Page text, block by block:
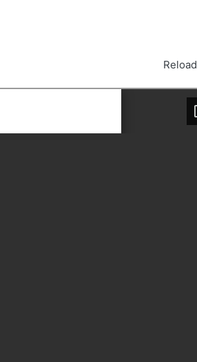
Reload